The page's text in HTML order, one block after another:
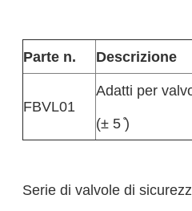
Parte n. Descrizione
FBVL01
Adatti per
(± 5 ̊)
Serie di valvole di